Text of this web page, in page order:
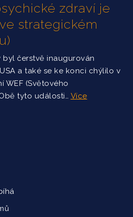
zdraví je
strategickém
byl čerstvě inaugurován
a také se ke konci chýlilo v
WEF (Světového
tyto události… Více